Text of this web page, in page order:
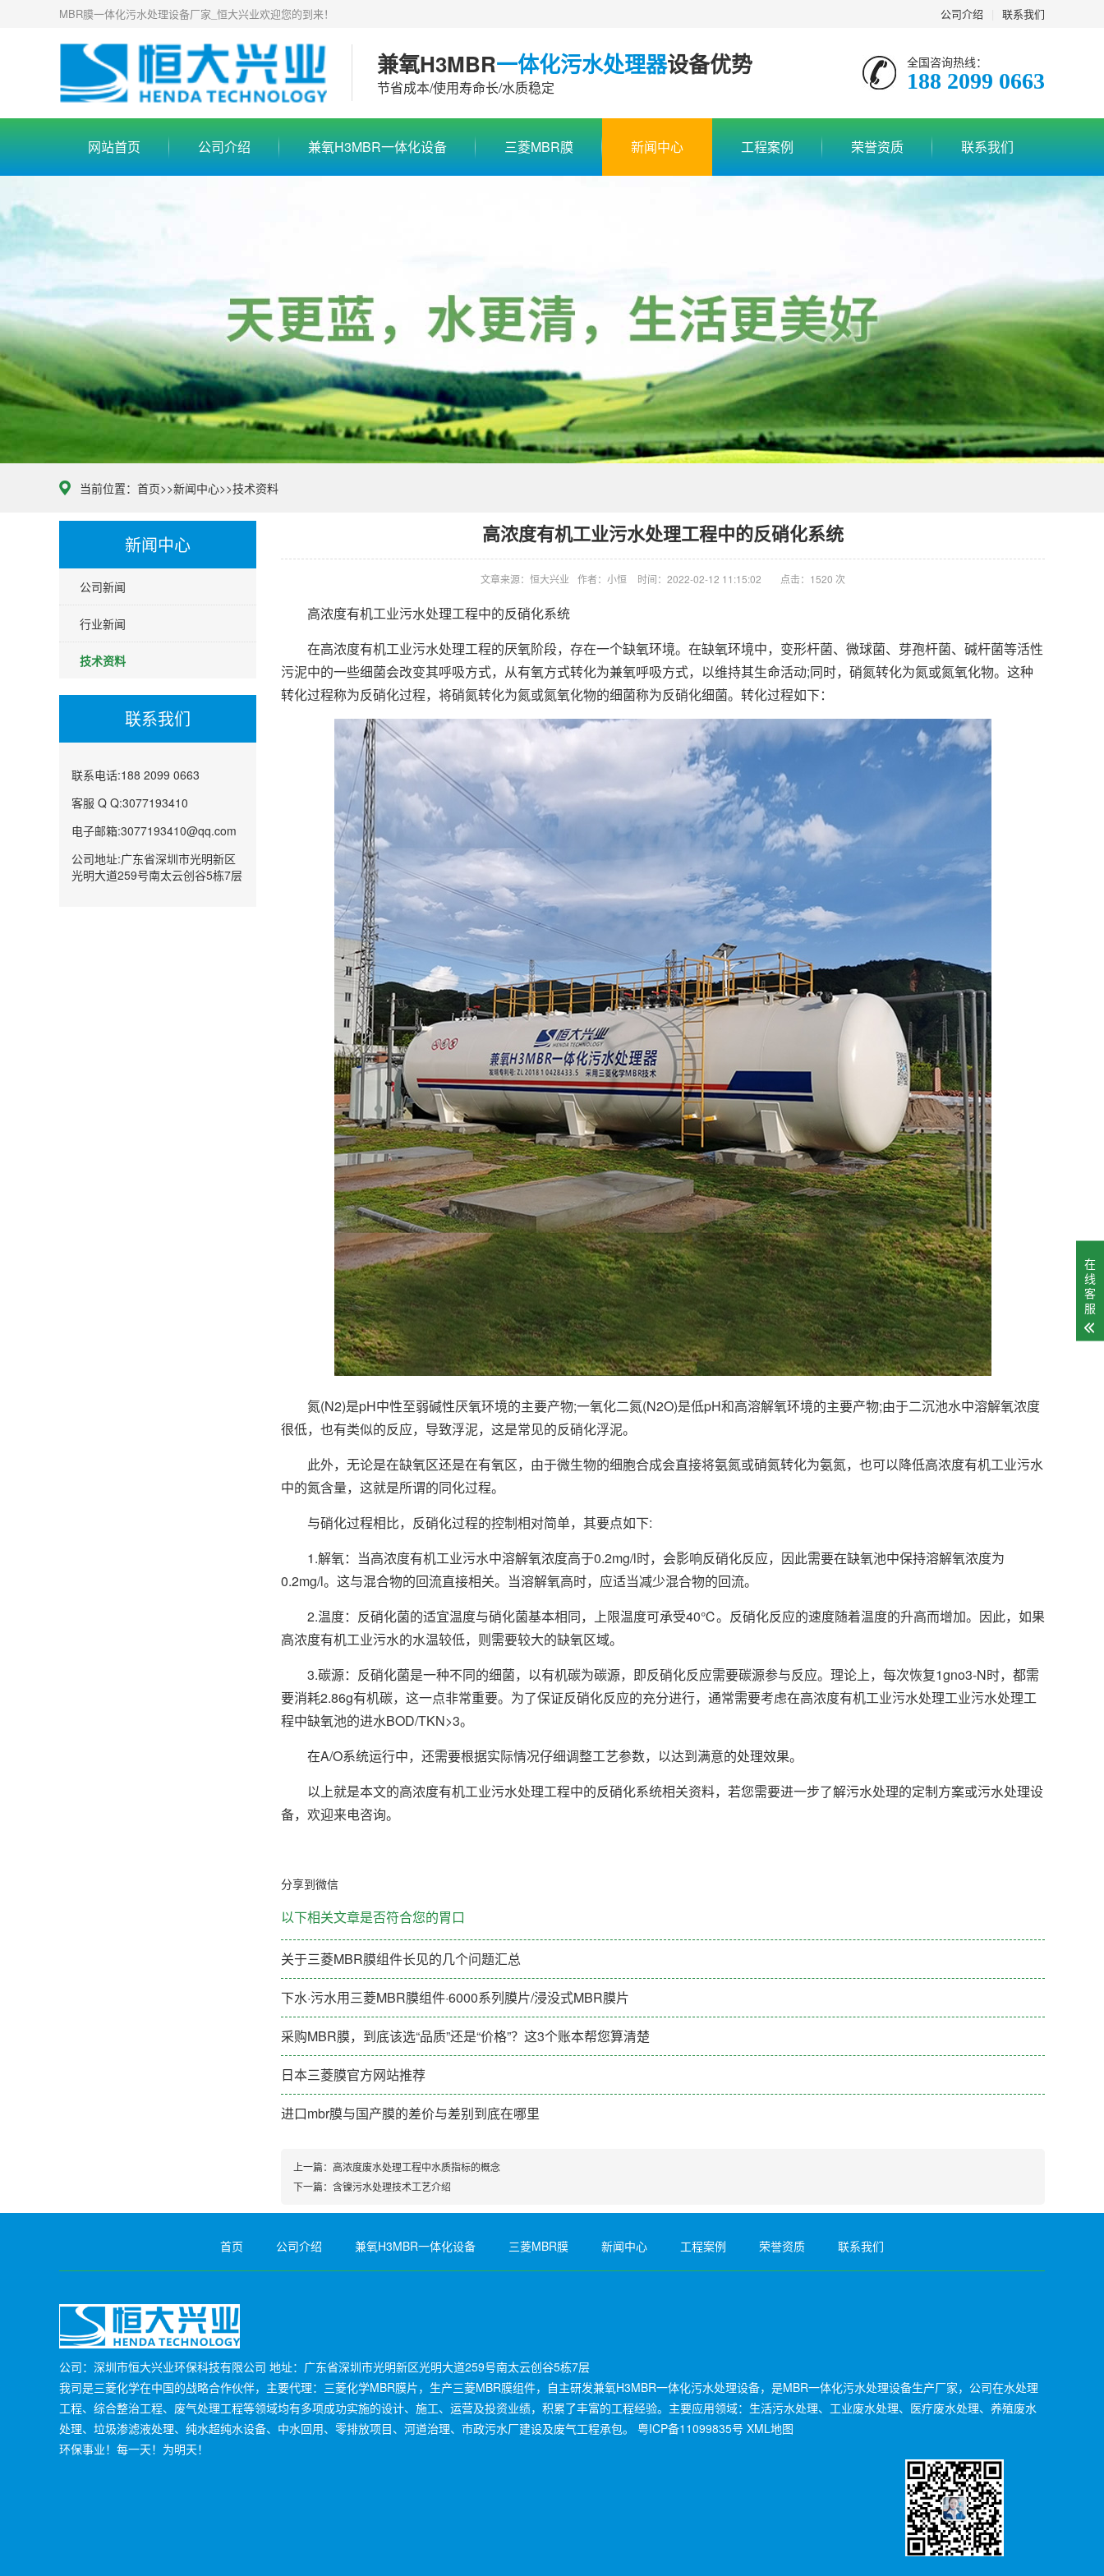
公司介绍 联系我们
MBR膜一体化污水处理设备厂家_恒大兴业欢迎您的到来！
兼氧H3MBR一体化污水处理器设备优势
节省成本/使用寿命长/水质稳定
全国咨询热线：
188 2099 0663
网站首页 公司介绍 兼氧H3MBR一体化设备 三菱MBR膜 新闻中心 工程案例 荣誉资质 联系我们
当前位置： 首页>>新闻中心>>技术资料
新闻中心
公司新闻
行业新闻
技术资料
联系我们
联系电话:188 2099 0663
客服 Q Q:3077193410
电子邮箱:3077193410@qq.com
公司地址:广东省深圳市光明新区
光明大道259号南太云创谷5栋7层
高浓度有机工业污水处理工程中的反硝化系统
文章来源：恒大兴业 作者：小恒 时间：2022-02-12 11:15:02 点击：1520 次
高浓度有机工业污水处理工程中的反硝化系统
在高浓度有机工业污水处理工程的厌氧阶段，存在一个缺氧环境。在缺氧环境中，变形杆菌、微球菌、芽孢杆菌、碱杆菌等活性
污泥中的一些细菌会改变其呼吸方式，从有氧方式转化为兼氧呼吸方式，以维持其生命活动;同时，硝氮转化为氮或氮氧化物。这种
转化过程称为反硝化过程，将硝氮转化为氮或氮氧化物的细菌称为反硝化细菌。转化过程如下：
氮(N2)是pH中性至弱碱性厌氧环境的主要产物;一氧化二氮(N2O)是低pH和高溶解氧环境的主要产物;由于二沉池水中溶解氧浓度
很低，也有类似的反应，导致浮泥，这是常见的反硝化浮泥。
此外，无论是在缺氧区还是在有氧区，由于微生物的细胞合成会直接将氨氮或硝氮转化为氨氮，也可以降低高浓度有机工业污水
中的氮含量，这就是所谓的同化过程。
与硝化过程相比，反硝化过程的控制相对简单，其要点如下:
1.解氧：当高浓度有机工业污水中溶解氧浓度高于0.2mg/l时，会影响反硝化反应，因此需要在缺氧池中保持溶解氧浓度为
0.2mg/l。这与混合物的回流直接相关。当溶解氧高时，应适当减少混合物的回流。
2.温度：反硝化菌的适宜温度与硝化菌基本相同，上限温度可承受40℃。反硝化反应的速度随着温度的升高而增加。因此，如果
高浓度有机工业污水的水温较低，则需要较大的缺氧区域。
3.碳源：反硝化菌是一种不同的细菌，以有机碳为碳源，即反硝化反应需要碳源参与反应。理论上，每次恢复1gno3-N时，都需
要消耗2.86g有机碳，这一点非常重要。为了保证反硝化反应的充分进行，通常需要考虑在高浓度有机工业污水处理工业污水处理工
程中缺氧池的进水BOD/TKN>3。
在A/O系统运行中，还需要根据实际情况仔细调整工艺参数，以达到满意的处理效果。
以上就是本文的高浓度有机工业污水处理工程中的反硝化系统相关资料，若您需要进一步了解污水处理的定制方案或污水处理设
备，欢迎来电咨询。
分享到微信
以下相关文章是否符合您的胃口
关于三菱MBR膜组件长见的几个问题汇总
下水·污水用三菱MBR膜组件·6000系列膜片/浸没式MBR膜片
采购MBR膜，到底该选“品质”还是“价格”？这3个账本帮您算清楚
日本三菱膜官方网站推荐
进口mbr膜与国产膜的差价与差别到底在哪里
上一篇： 高浓度废水处理工程中水质指标的概念
下一篇： 含镍污水处理技术工艺介绍
首页 公司介绍 兼氧H3MBR一体化设备 三菱MBR膜 新闻中心 工程案例 荣誉资质 联系我们
公司：深圳市恒大兴业环保科技有限公司 地址：广东省深圳市光明新区光明大道259号南太云创谷5栋7层
我司是三菱化学在中国的战略合作伙伴，主要代理：三菱化学MBR膜片，生产三菱MBR膜组件，自主研发兼氧H3MBR一体化污水处理设备，是MBR一体化污水处理设备生产厂家，公司在水处理
工程、综合整治工程、废气处理工程等领域均有多项成功实施的设计、施工、运营及投资业绩，积累了丰富的工程经验。主要应用领域：生活污水处理、工业废水处理、医疗废水处理、养殖废水
处理、垃圾渗滤液处理、纯水超纯水设备、中水回用、零排放项目、河道治理、市政污水厂建设及废气工程承包。 粤ICP备11099835号 XML地图
环保事业！每一天！为明天！
在
线
客
服